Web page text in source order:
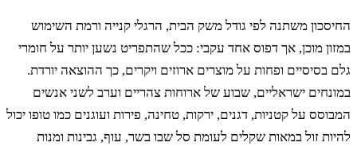
משתנה לפי גודל משק הבית, הרגלי קנייה ורמת השימוש
מוכן, אך דפוס אחד עקבי: ככל שהתפריט נשען יותר על חומרי
בסיסיים ופחות על מוצרים ארוזים ויקרים, כך ההוצאה יורדת.
ישראליים, שבוע של ארוחות צהריים וערב לשני אנשים
על קטניות, דגנים, ירקות, טחינה, פירות ועוגנים כמו טופו יכול
זול במאות שקלים לעומת סל שבו בשר, עוף, גבינות ומנות